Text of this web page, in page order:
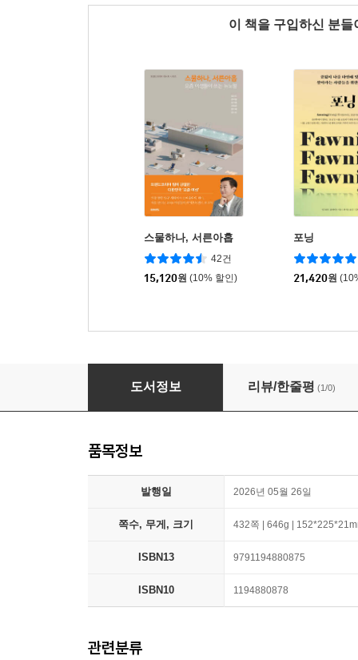
이 책을 구입하신 분
스물하나, 서른아홉
42건
15,120원 (10% 할인)
포닝
21,420원
팀 버너스리, 이것은 모두를 위한 것입니다
도서정보 리뷰/한줄평 (1/0)
품목정보
발행일 2026년 05월 26일
쪽수, 무게, 크기 432쪽 | 646g |
ISBN13 9791194880875
ISBN10 1194880878
관련분류